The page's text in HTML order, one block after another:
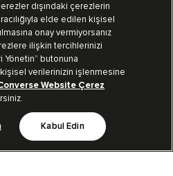
dışındaki çerezlerin
elde edilen kişisel
onay vermiyorsanız
ilişkin tercihlerinizi
butonuna
verilerinizin işlenmesine
Website Çerez
Kabul Edin